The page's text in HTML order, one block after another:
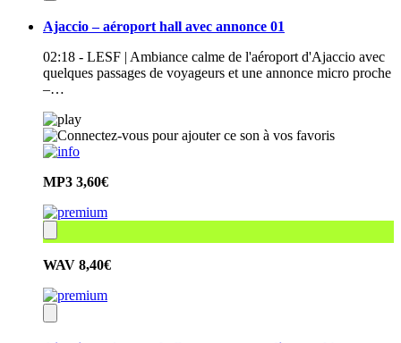
Ajaccio – aéroport hall avec annonce 01
02:18 - LESF | Ambiance calme de l'aéroport d'Ajaccio avec
quelques passages de voyageurs et une annonce micro proche
–…
MP3 3,60€
WAV 8,40€